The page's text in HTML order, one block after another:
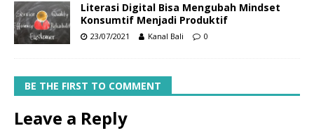
Literasi Digital Bisa Mengubah Mindset
Konsumtif Menjadi Produktif
23/07/2021 Kanal Bali 0
BE THE FIRST TO COMMENT
Leave a Reply